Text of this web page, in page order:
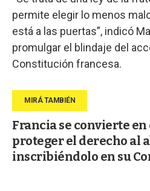
permite elegir lo menos
está a las puertas”, indicó
promulgar el blindaje del
Constitución francesa.
Francia se convierte
proteger el derecho al
inscribiéndolo en su